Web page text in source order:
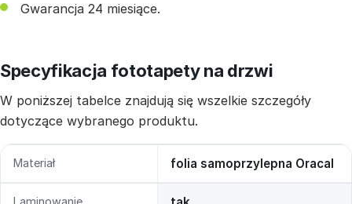
Gwarancja 24 miesiące.
Specyfikacja fototapety na drzwi
W poniższej tabelce znajdują się wszelkie szczegóły
dotyczące wybranego produktu.
Materiał folia samoprzylepna Oracal
Laminowanie